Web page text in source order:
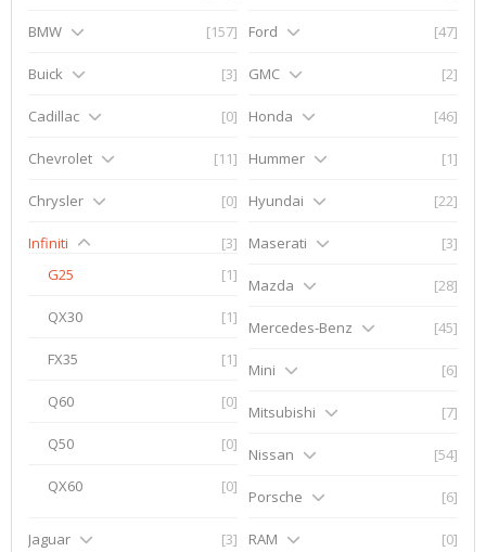
BMW [157]
Buick [3]
Cadillac [0]
Chevrolet [11]
Chrysler [0]
Ford [47]
GMC [2]
Honda [46]
Hummer [1]
Hyundai [22]
Infiniti
[3]
G25
[1]
QX30 [1]
FX35 [1]
Q60 [0]
Q50 [0]
QX60 [0]
Jaguar [3]
Maserati [3]
Mazda [28]
Mercedes-Benz [45]
Mini [6]
Mitsubishi [7]
Nissan [54]
Porsche [6]
RAM [0]